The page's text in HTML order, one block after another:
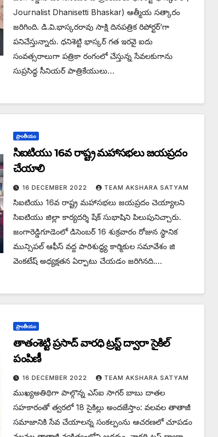
Journalist Dhanisetti Bhaskar) ఆత్మీయ సత్కారం
జరిగింది. డి.వి.భాస్కరరావు సాక్షి దినపత్రిక రిపోర్టర్’గా
పనిచేస్తున్నారు. ధనిశెట్టి భాస్కర్ గత ఇరవై ఐదు
సంవత్సరాలుగా పత్రికా రంగంలో చేస్తున్న సేవలకుగాను
సుప్రసిద్ధ సీనియర్ పాత్రికేయులు…
ప్రాంతీయం
సిఐటియు 16వ రాష్ట్ర మహాసభలు జయప్రదం
చేయాలి
16 DECEMBER 2022 TEAM AKSHARA SATYAM
సిఐటియు 16వ రాష్ట్ర మహాసభలు జయప్రదం చెయ్యాలని
సిఐటియు జిల్లా కార్యదర్శి షేక్ సుభాషిని పిలుపునిచ్చారు.
జంగారెడ్డిగూడెంలో డిసెంబర్ 16 శుక్రవారం రోజున స్థానిక
మున్సిపల్ ఆఫీస్ వద్ద పారిశుద్ధ్య కార్మికుల సమావేశం జి
వెంకటేష్ అధ్యక్షతన ఏర్పాటు చేయడం జరిగినది.…
ప్రాంతీయం
తాతంశెట్టి ప్రసాద్ వారధి ట్రస్ట్ ద్వారా సైకిల్
పంపిణీ
16 DECEMBER 2022 TEAM AKSHARA SATYAM
ముఖ్యఅతిథిగా పాల్గొన్న ఎస్ఐ సాగర్ బాబు దాతల
సహకారంతో త్వరలో 18 సైకిల్లు అందజేస్తాం: వలవల తాతాజీ
సమాజానికి సేవ చేయాలన్న సంకల్పంను ఆచరణలో చూపడం